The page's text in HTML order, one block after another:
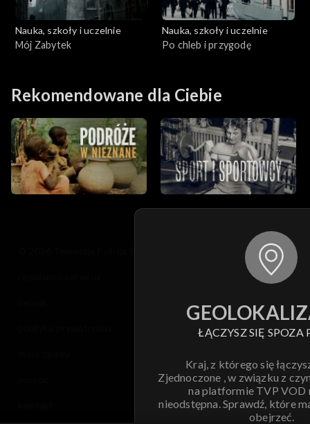
Nauka, szkoły i uczelnie
Mój Zabytek
Nauka, szkoły i uczelnie
Po chleb i przygodę
Rekomendowane dla Ciebie
ŁĄCZYSZ SIĘ SPOZA
Kraj, z którego się
Zjednoczone , w związku z
na platformie TVP VOD
nieodstępna. Sprawdź, które
obejrzeć.